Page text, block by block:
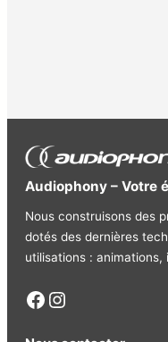
Audiophony – Votre
Nous construisons des
dotés des dernières
utilisations :
Facebook Instagram